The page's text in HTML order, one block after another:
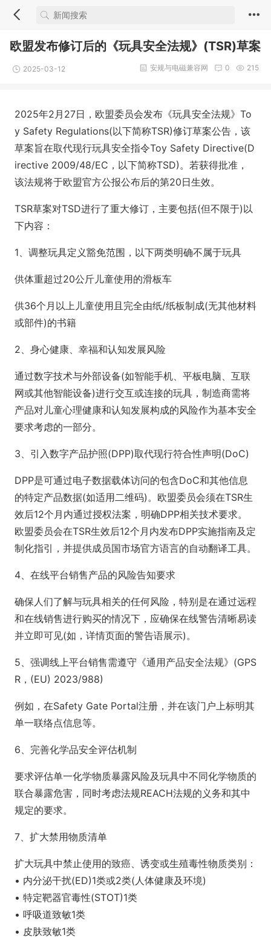
欧盟发布修订后的《玩具安全法规》(TSR)草案
2025-03-12 215
0
安规与电磁兼容网
2025年2月27日，欧盟委员会发布《玩具安全法规》To
y Safety Regulations(以下简称TSR)修订草案公告，该
草案旨在取代现行玩具安全指令Toy Safety Directive(D
irective 2009/48/EC，以下简称TSD)。若获得批准，
该法规将于欧盟官方公报公布后的第20日生效。
TSR草案对TSD进行了重大修订，主要包括(但不限于)以
下内容：
1、调整玩具定义豁免范围，以下两类明确不属于玩具
供体重超过20公斤儿童使用的滑板车
供36个月以上儿童使用且完全由纸/纸板制成(无其他材料
或部件)的书籍
2、身心健康、幸福和认知发展风险
通过数字技术与外部设备(如智能手机、平板电脑、互联
网或其他智能设备)进行交互或连接的玩具，制造商需将
产品对儿童心理健康和认知发展构成的风险作为基本安全
要求考虑的一部分。
3、引入数字产品护照(DPP)取代现行符合性声明(DoC)
DPP是可通过电子数据载体访问的包含DoC和其他信息
的特定产品数据(如适用二维码)。欧盟委员会须在TSR生
效后12个月内通过授权法案，明确DPP相关技术要求。
欧盟委员会在TSR生效后12个月内发布DPP实施指南及定
制化指引，并提供成员国市场官方语言的自动翻译工具。
4、在线平台销售产品的风险告知要求
确保人们了解与玩具相关的任何风险，特别是在通过远程
和在线销售进行购买的情况下，应确保在线警告清晰易读
并立即可见(如，详情页面的警告语展示)。
5、强调线上平台销售需遵守《通用产品安全法规》(GPS
R，(EU) 2023/988)
例如，在Safety Gate Portal注册，并在该门户上标明其
单一联络点信息等。
6、完善化学品安全评估机制
要求评估单一化学物质暴露风险及玩具中不同化学物质的
联合暴露危害，同时考虑法规REACH法规的义务和其中
规定的要求。
7、扩大禁用物质清单
扩大玩具中禁止使用的致癌、诱变或生殖毒性物质类别：
• 内分泌干扰(ED)1类或2类(人体健康及环境)
• 特定靶器官毒性(STOT)1类
• 呼吸道致敏1类
• 皮肤致敏1类